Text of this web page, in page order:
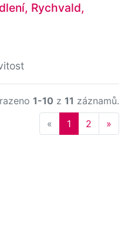
Rychvald,
1-10 z 11 záznamů.
« Previous
1 2 »